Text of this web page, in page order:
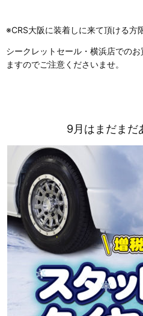
※CRS大阪に装着しに来て頂ける方
シークレットセール・横浜店での
ますのでご注意くださいませ。
9月はまだまだ